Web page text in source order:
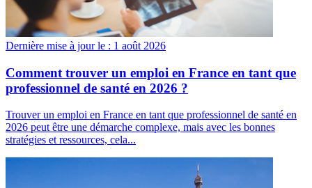
Dernière mise à jour le : 1 août 2026
Comment trouver un emploi en France en tant que
professionnel de santé en 2026 ?
Trouver un emploi en France en tant que professionnel de santé en
2026 peut être une démarche complexe, mais avec les bonnes
stratégies et ressources, cela...